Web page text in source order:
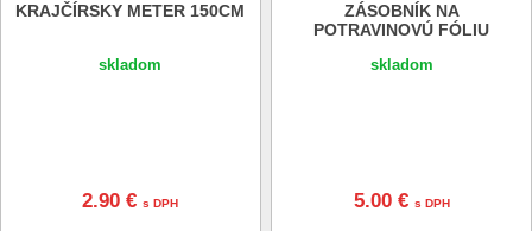
KRAJČÍRSKY METER 150CM
skladom
2.90 €s DPH
ZÁSOBNÍK NA
POTRAVINOVÚ FÓLIU
skladom
5.00 € s DPH